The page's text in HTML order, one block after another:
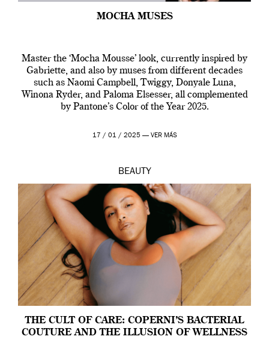
MOCHA MUSES
Master the ‘Mocha Mousse’ look, currently inspired by
Gabriette, and also by muses from different decades
such as Naomi Campbell, Twiggy, Donyale Luna,
Winona Ryder, and Paloma Elsesser, all complemented
by Pantone’s Color of the Year 2025.
17 / 01 / 2025 — VER MÁS
BEAUTY
THE CULT OF CARE: COPERNI’S BACTERIAL
COUTURE AND THE ILLUSION OF WELLNESS